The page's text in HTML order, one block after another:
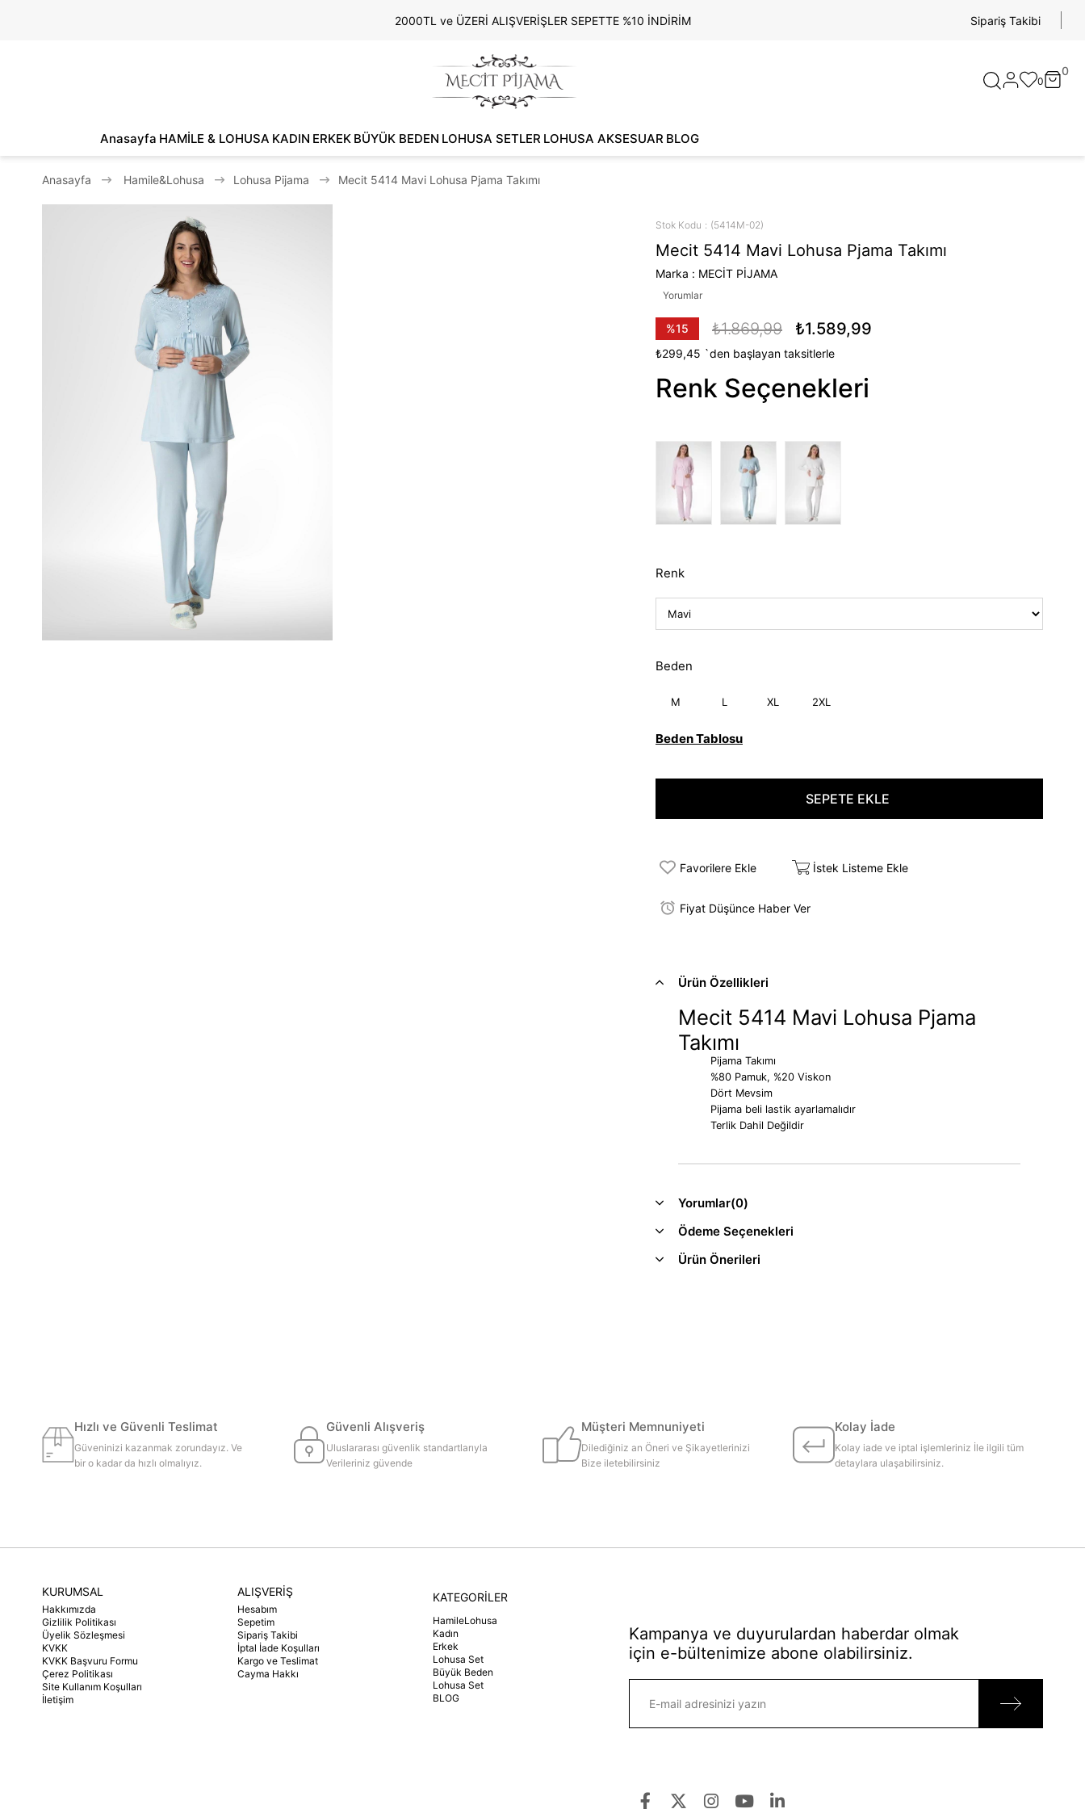
2000TL ve ÜZERİ ALIŞVERİŞLER SEPETTE %10 İNDİRİM Sipariş Takibi
0
0
Anasayfa HAMİLE & LOHUSA KADIN ERKEK BÜYÜK BEDEN LOHUSA SETLER LOHUSA AKSESUAR BLOG
Anasayfa Hamile&Lohusa Lohusa Pijama Mecit 5414 Mavi Lohusa Pjama Takımı
Stok Kodu (5414M-02)
Mecit 5414 Mavi Lohusa Pjama Takımı
Marka : MECİT PİJAMA
Yorumlar
%15
İndirim
₺1.869,99 ₺1.589,99
₺299,45 `den başlayan taksitlerle
Renk Seçenekleri
Renk
Beden
M L XL 2XL
Beden Tablosu
Favorilere Ekle İstek Listeme Ekle
Fiyat Düşünce Haber Ver
Ürün Özellikleri
Mecit 5414 Mavi Lohusa Pjama
Takımı
Pijama Takımı
%80 Pamuk, %20 Viskon
Dört Mevsim
Pijama beli lastik ayarlamalıdır
Terlik Dahil Değildir
Yorumlar(0)
Ödeme Seçenekleri
Ürün Önerileri
Hızlı ve Güvenli Teslimat
Güveninizi kazanmak zorundayız. Ve
bir o kadar da hızlı olmalıyız.
Güvenli Alışveriş
Uluslararası güvenlik standartlarıyla
Verileriniz güvende
Müşteri Memnuniyeti
Dilediğiniz an Öneri ve Şikayetlerinizi
Bize iletebilirsiniz
Kolay İade
Kolay iade ve iptal işlemleriniz İle ilgili tüm
detaylara ulaşabilirsiniz.
KURUMSAL
Hakkımızda
Gizlilik Politikası
Üyelik Sözleşmesi
KVKK
KVKK Başvuru Formu
Çerez Politikası
Site Kullanım Koşulları
İletişim
ALIŞVERİŞ
Hesabım
Sepetim
Sipariş Takibi
İptal İade Koşulları
Kargo ve Teslimat
Cayma Hakkı
KATEGORİLER
HamileLohusa
Kadın
Erkek
Lohusa Set
Büyük Beden
Lohusa Set
BLOG
Kampanya ve duyurulardan haberdar olmak
için e-bültenimize abone olabilirsiniz.